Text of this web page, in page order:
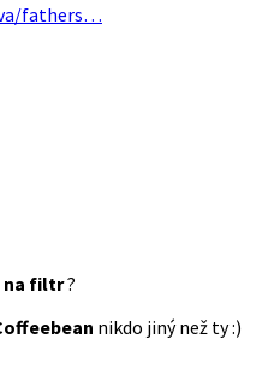
fathers…
na filtr?
nikdo jiný než ty :)